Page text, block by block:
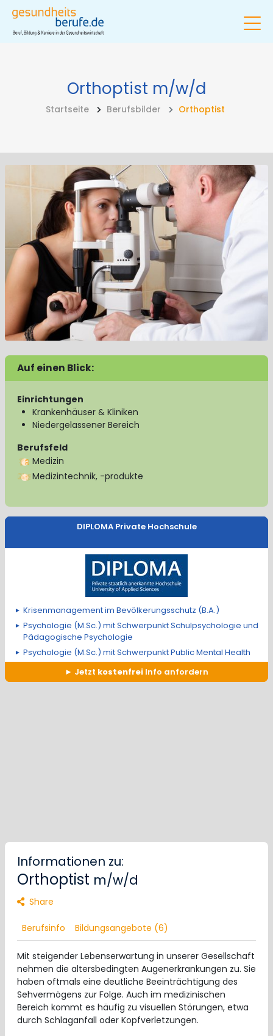
Orthoptist m/w/d
Startseite Berufsbilder Orthoptist
Auf einen Blick:
Einrichtungen
Krankenhäuser & Kliniken
Niedergelassener Bereich
Berufsfeld
Medizin
Medizintechnik, -produkte
DIPLOMA Private Hochschule
Krisenmanagement im Bevölkerungsschutz (B.A.)
Psychologie (M.Sc.) mit Schwerpunkt Schulpsychologie und
Pädagogische Psychologie
Psychologie (M.Sc.) mit Schwerpunkt Public Mental Health
Jetzt kostenfrei Info anfordern
Informationen zu:
Orthoptist m/w/d
Share
Berufsinfo Bildungsangebote (6)
Mit steigender Lebenserwartung in unserer Gesellschaft
nehmen die altersbedingten Augenerkrankungen zu. Sie
haben oftmals eine deutliche Beeinträchtigung des
Sehvermögens zur Folge. Auch im medizinischen
Bereich kommt es häufig zu visuellen Störungen, etwa
durch Schlaganfall oder Kopfverletzungen.